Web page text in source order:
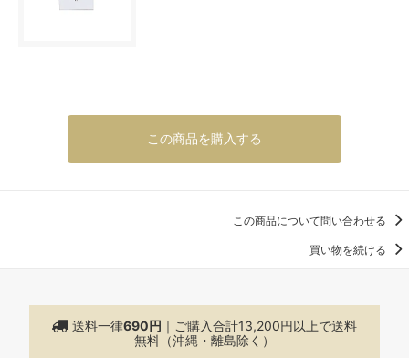
この商品を購入する
この商品について問い合わせる
買い物を続ける
送料一律690円 ｜ご購入合計13,200円以上で送料
無料（沖縄・離島除く）